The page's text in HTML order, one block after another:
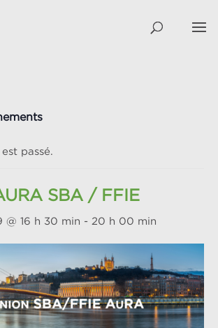
passé.
SBA / FFIE
@ 16 h 30 min - 20 h 00 min